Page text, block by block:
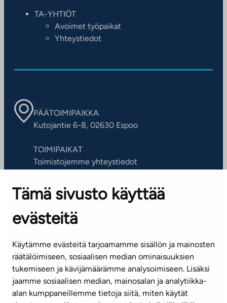
Tämä sivusto käyttää
evästeitä
Käytämme evästeitä tarjoamamme sisällön ja mainosten
räätälöimiseen, sosiaalisen median ominaisuuksien
tukemiseen ja kävijämäärämme analysoimiseen. Lisäksi
jaamme sosiaalisen median, mainosalan ja analytiikka-
alan kumppaneillemme tietoja siitä, miten käytät
TA-YHTIÖT
Avoimet työpaikat
Yhteystiedot
PÄÄTOIMIPAIKKA
Kutojantie 6-8, 02630 Espoo
TOIMIPAIKAT
Toimistojemme yhteystiedot
ASIAKASPALVELUKESKUS
Puh. 045 7734 3777
(arkisin klo 8-16)
info@ta.fi
Tilaa uutiskirje